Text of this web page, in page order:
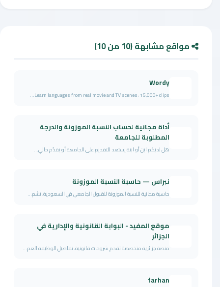
مواقع مشابهة (10 من 10)
Wordy
Learn languages from real movie and TV scenes: 15,000+ clips...
أداة مجانية لحساب النسبة الموزونة والدرجة
المطلوبة للجامعة
هل لديكم ابن أو ابنة يستعد للتقديم على الجامعة أو يقدّم حالي...
نبراس — حاسبة النسبة الموزونة
حاسبة مجانية للنسبة الموزونة للقبول الجامعي في السعودية، تشم...
موقع المفيد - البوابة القانونية والإدارية في
الجزائر
منصة جزائرية متخصصة تقدم شروحات قانونية، تفاصيل الوظيفة العم...
farhan